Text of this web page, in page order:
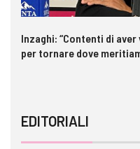
Inzaghi: “Contenti di
per tornare dove
EDITORIALI